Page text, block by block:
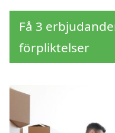
Få 3
förpliktelser